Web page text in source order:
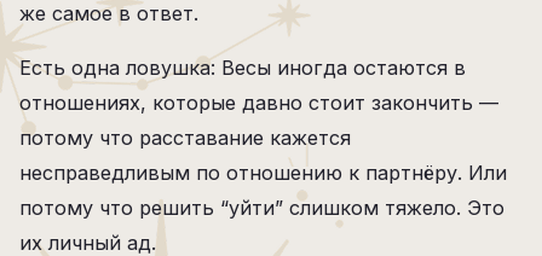
же самое в ответ.
Есть одна ловушка: Весы иногда остаются в
отношениях, которые давно стоит закончить —
потому что расставание кажется
несправедливым по отношению к партнёру. Или
потому что решить “уйти” слишком тяжело. Это
их личный ад.